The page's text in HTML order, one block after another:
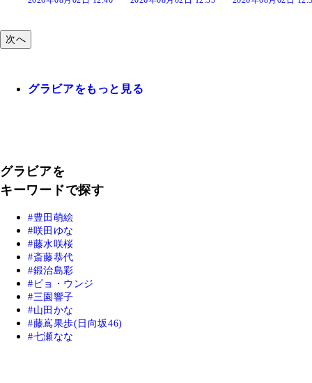
次へ
グラビアをもっと見る
グラビアを
キーワードで探す
豊田萌絵
咲田ゆな
藤水咲桜
斎藤恭代
鍛治島彩
ピョ・ウンジ
三園響子
山田かな
藤嶌果歩(日向坂46)
七瀬なな